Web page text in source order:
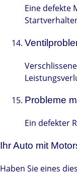
Eine defekte
Probleme
Ein defekter
Ihr Auto mit
Haben Sie eines